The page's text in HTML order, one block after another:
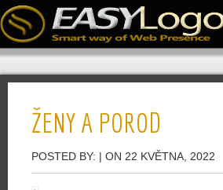
ŽENY A POROD
POSTED BY: | ON 22 KVĚTNA, 2022